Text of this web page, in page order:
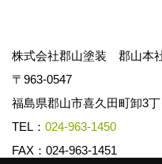
株式会社郡山塗装 郡山本
〒963-0547
福島県郡山市喜久田町卸3
TEL： 024-963-1450
FAX：024-963-1451